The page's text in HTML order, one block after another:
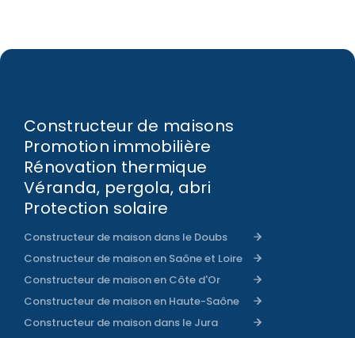
Constructeur de maisons
Promotion immobilière
Rénovation thermique
Véranda, pergola, abri
Protection solaire
Constructeur de maison dans le Doubs
Constructeur de maison en Saône et Loire
Constructeur de maison en Côte d'Or
Constructeur de maison en Haute-Saône
Constructeur de maison dans le Jura